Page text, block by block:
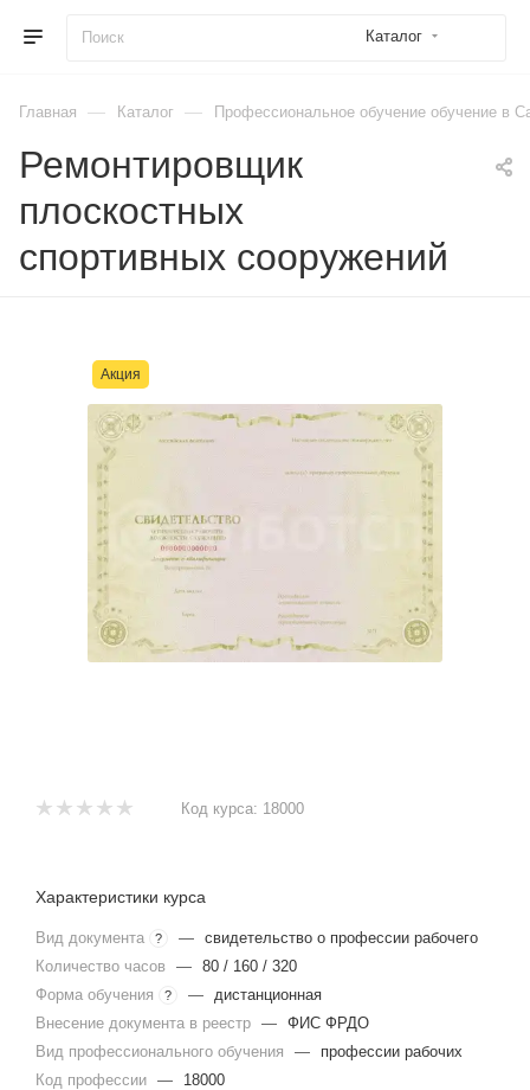
Каталог
Главная — Каталог — Профессиональное обучение обучение в
Ремонтировщик
плоскостных
спортивных сооружений
Акция
Код курса: 18000
Характеристики курса
Вид документа ? — свидетельство о профессии рабочего
Количество часов
— 80 / 160 / 320
Форма обучения
? —
дистанционная
Внесение документа в реестр — ФИС ФРДО
Вид профессионального обучения
—
профессии рабочих
Код профессии —
18000